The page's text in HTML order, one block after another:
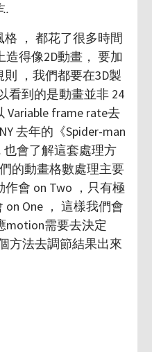
， 都花了很多時間
得像2D動畫， 要加
，我們都要在3D製
看到的是動畫並非 24
Variable frame rate去
去年的《Spider-man
會了解這套處理方
的動畫格數處理主要
作會 on Two ，只有極
One ， 這樣我們會
motion需要去決定
方法去調節結果出來